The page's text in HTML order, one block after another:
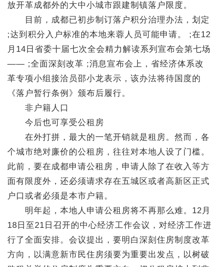
放开革成都外的大中小城市跟建制镇落户限度。
目前，成都已初步制订落户积分治理办法，划定
;达到积分入户标准的本地来蓉人员可能申请。 ;在12
月14日省委十届七次全会精力解读系列宣布会第七场
—— ;全面深刻改革 ;消息宣布会上，省经济体系改
革专项小组接洽员邵小龙表示，该办法将待国度的
《落户暂行条例》颁布后履行。
非户籍人口
今后也可享受公租房
在外打拼，最大的一笔开销就是租房。然而，各
个城市绝对廉价的公租房，往往对本地人设了门槛。
此前，要在成都申请公租房，申请人除了在收入等方
面有限度外，还必须请求存在五城区或者高新区正式
户口或者必须是本市户籍。
明年起，本地人申请公租房将不再那么难。12月
18日至21日召开的中心经济工作会议，对经济工作进
行了全面安排。会议提出，要明白深刻住房制度改革
方向，以满意新市民住房须要为重要出发点，以树破